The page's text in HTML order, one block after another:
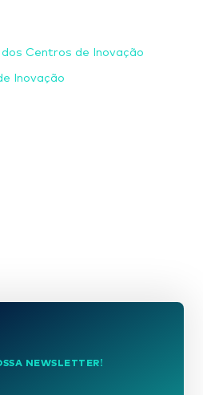
Centros de Inovação
Inovação
NEWSLETTER!